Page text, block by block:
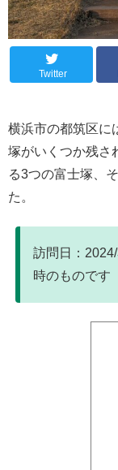
Twitter
横浜市の都筑区に
塚がいくつか残さ
る3つの富士塚、
た。
訪問日：
時のものです